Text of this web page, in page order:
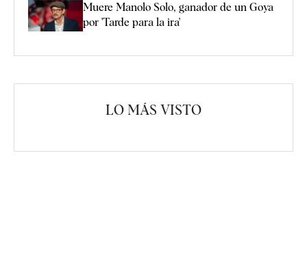
Muere Manolo Solo, ganador de un Goya
por 'Tarde para la ira'
LO MÁS VISTO